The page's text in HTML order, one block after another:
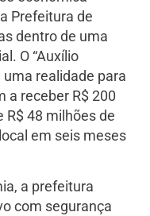
Prefeitura de
dentro de uma
O “Auxílio
uma realidade para
a receber R$ 200
48 milhões de
em seis meses
a prefeitura
com segurança